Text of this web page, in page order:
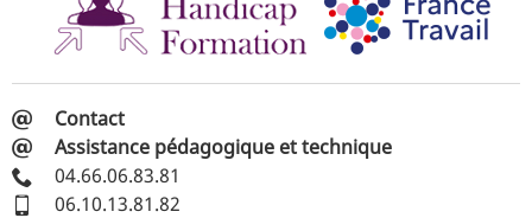
Contact
Assistance pédagogique et technique
04.66.06.83.81
06.10.13.81.82